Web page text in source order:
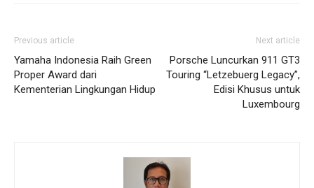
Previous article
Yamaha Indonesia Raih Green
Proper Award dari
Kementerian Lingkungan Hidup
Next article
Porsche Luncurkan 911 GT3
Touring “Letzebuerg Legacy”,
Edisi Khusus untuk
Luxembourg